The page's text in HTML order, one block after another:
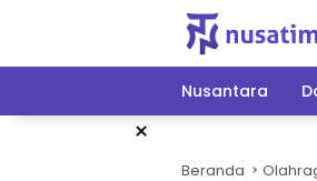
Nusantara
×
Beranda